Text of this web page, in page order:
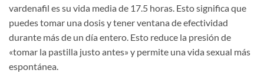
vardenafil es su vida media de 17.5 horas. Esto significa que
puedes tomar una dosis y tener ventana de efectividad
durante más de un día entero. Esto reduce la presión de
«tomar la pastilla justo antes» y permite una vida sexual más
espontánea.